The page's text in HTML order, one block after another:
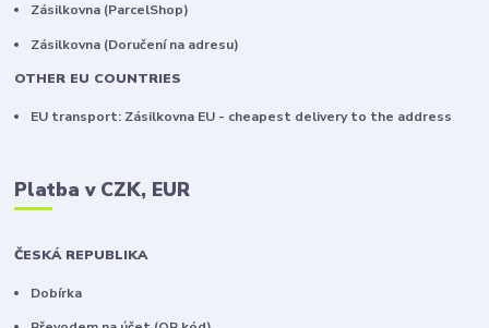
Zásilkovna (ParcelShop)
Zásilkovna (Doručení na adresu)
OTHER EU COUNTRIES
EU transport: Zásilkovna EU - cheapest delivery to the address
Platba v CZK, EUR
ČESKÁ REPUBLIKA
Dobírka